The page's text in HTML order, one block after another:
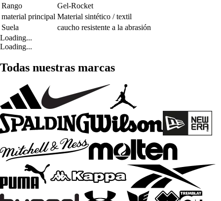
Rango
Gel-Rocket
material principal Material sintético / textil
Suela
caucho resistente a la abrasión
Loading...
Loading...
Todas nuestras marcas